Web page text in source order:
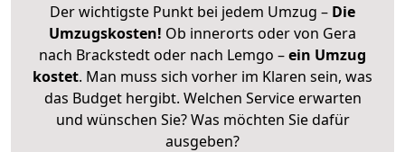
Der wichtigste Punkt bei jedem Umzug – Die
Umzugskosten! Ob innerorts oder von Gera
nach Brackstedt oder nach Lemgo –ein Umzug
kostet. Man muss sich vorher im Klaren sein, was
das Budget hergibt. Welchen Service erwarten
und wünschen Sie? Was möchten Sie dafür
ausgeben?